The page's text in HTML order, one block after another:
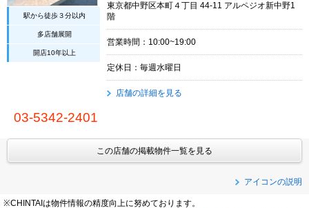
駅から徒歩３分以内
多店舗展開
開店10年以上
東京都中野区本町４丁目 44-11 アルペジオ新中野1
階
営業時間：10:00~19:00
定休日：毎週水曜日
店舗の詳細を見る
03-5342-2401
この店舗の掲載物件一覧を見る
アイコンの説明
※CHINTAIは物件情報の精度向上に努めております。